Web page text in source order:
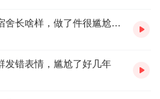
初中的时候，好奇女生宿舍长啥样，做了件很尴尬的事情
发错表情，尴尬了好几年